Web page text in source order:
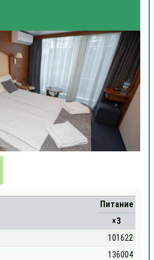
Питание
×3
101622
136004